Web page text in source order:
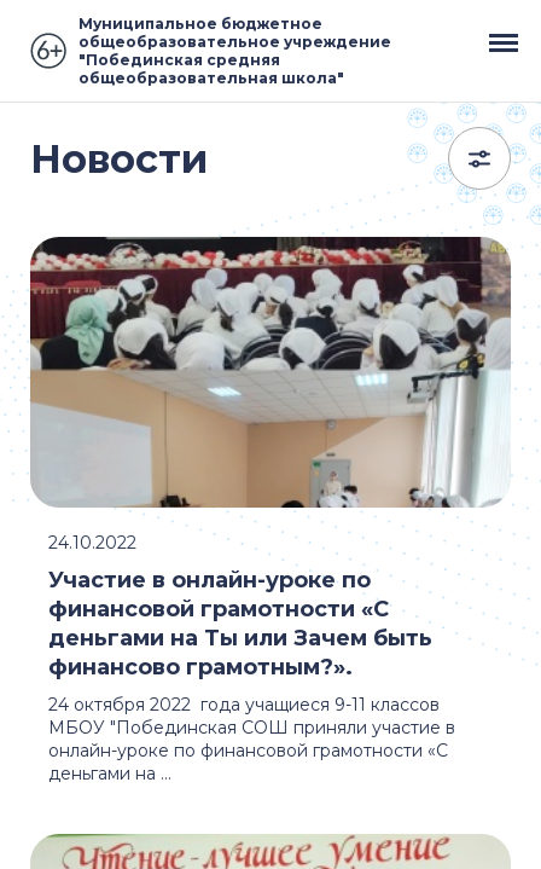
Муниципальное бюджетное
общеобразовательное учреждение
"Побединская средняя
общеобразовательная школа"
Новости
24 октября 2022 года учащиеся 9-11 классов
МБОУ "Побединская СОШ приняли участие в
онлайн-уроке по финансовой грамотности «С
деньгами на ...
Участие в онлайн-уроке по
финансовой грамотности «С
деньгами на Ты или Зачем быть
финансово грамотным?».
24.10.2022